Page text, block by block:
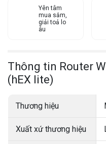
Yên tâm
mua sắm,
giải toả lo
âu
Thông tin Router
(hEX lite)
Thương hiệu
Xuất xứ thương hiệu